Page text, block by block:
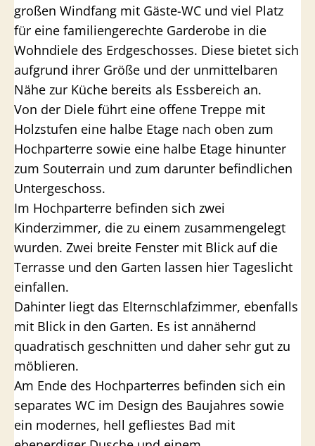
großen Windfang mit Gäste-WC und viel Platz
für eine familiengerechte Garderobe in die
Wohndiele des Erdgeschosses. Diese bietet sich
aufgrund ihrer Größe und der unmittelbaren
Nähe zur Küche bereits als Essbereich an.
Von der Diele führt eine offene Treppe mit
Holzstufen eine halbe Etage nach oben zum
Hochparterre sowie eine halbe Etage hinunter
zum Souterrain und zum darunter befindlichen
Untergeschoss.
Im Hochparterre befinden sich zwei
Kinderzimmer, die zu einem zusammengelegt
wurden. Zwei breite Fenster mit Blick auf die
Terrasse und den Garten lassen hier Tageslicht
einfallen.
Dahinter liegt das Elternschlafzimmer, ebenfalls
mit Blick in den Garten. Es ist annähernd
quadratisch geschnitten und daher sehr gut zu
möblieren.
Am Ende des Hochparterres befinden sich ein
separates WC im Design des Baujahres sowie
ein modernes, hell gefliestes Bad mit